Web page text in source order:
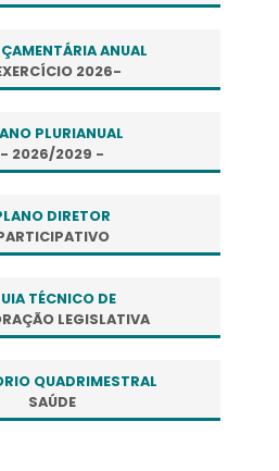
ANUAL
2026-
PLURIANUAL
- 2026/2029 -
DIRETOR
TÉCNICO DE
LEGISLATIVA
QUADRIMESTRAL
SAÚDE